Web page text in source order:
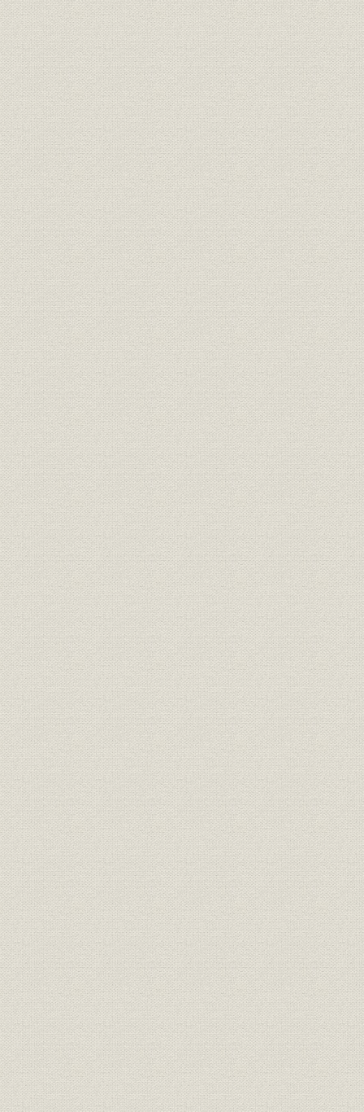
沿革
昭和55年(1980年)~平成15年
(2003年)
平成2年
(2003年)
経営者 創業者 安田善次郎 [明治5年
事業所
錦絵に描かれた日本橋小舟町の
「安田商店」
[慶応2年
事業所 第三国立銀行 [明治9年
関係会社 安田系銀行・会社一覧 大正10年
経営理念
安田善次郎の事業観を表す「今
日一日之事」
経営;保険
共済五百名第1回社員総会の新
聞記事(『朝野新聞』明治13年2
月17日)
明治13年
経営;保険
共済五百名最初の死亡者に関す
る新聞記事(『読売新聞』明治13
年6月27日)
明治13年
従業員 社員の異動状況
明治20年
年度(1892
保険;業界 明治・大正期の生保会社数推移
明治14年
年度(1926
社章 共済生命保険合資会社社章 [明治27年
広告宣伝
共済生命保険合資会社の開業広
告
[明治27年
経営者;役員
初代社長 初代 安田善四郎、第二
代・第四代社長 二代 安田善四郎
[明治30年
保険;規則 『保険規則』(昭和31年) 昭和31年
従業員 矢野恒太、野津澡、森村金造 明治27年
営業;関係会社 合資会社時代の代理店数
明治27年
年度(1900
営業;関係会社
明治27年度代理店中銀行内代理
店
明治27年
価格;業界 20年満期養老保険料の各社比較